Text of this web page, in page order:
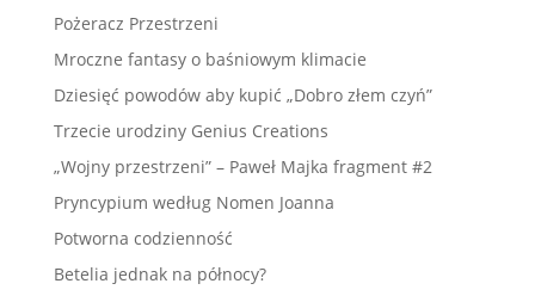
Pożeracz Przestrzeni
Mroczne fantasy o baśniowym klimacie
Dziesięć powodów aby kupić „Dobro złem czyń”
Trzecie urodziny Genius Creations
„Wojny przestrzeni” – Paweł Majka fragment #2
Pryncypium według Nomen Joanna
Potworna codzienność
Betelia jednak na północy?